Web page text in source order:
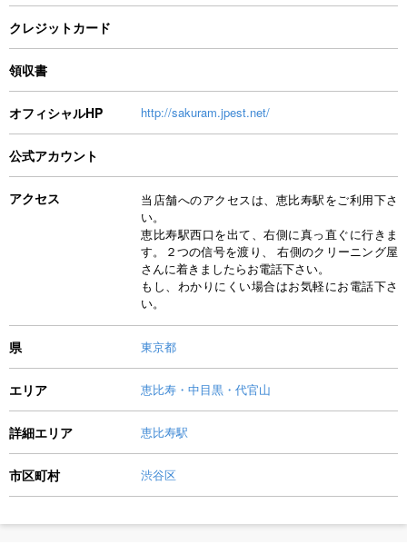
クレジットカード
領収書
オフィシャルHP http://sakuram.jpest.net/
公式アカウント
アクセス
当店舗へのアクセスは、恵比寿駅をご利用下さ
い。
恵比寿駅西口を出て、右側に真っ直ぐに行きま
す。２つの信号を渡り、 右側のクリーニング屋
さんに着きましたらお電話下さい。
もし、わかりにくい場合はお気軽にお電話下さ
い。
県 東京都
エリア 恵比寿・中目黒・代官山
詳細エリア 恵比寿駅
市区町村 渋谷区